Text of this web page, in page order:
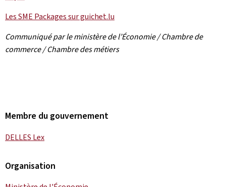
Les SME Packages sur guichet.lu
Communiqué par le ministère de l’Économie / Chambre de
commerce / Chambre des métiers
Membre du gouvernement
DELLES Lex
Organisation